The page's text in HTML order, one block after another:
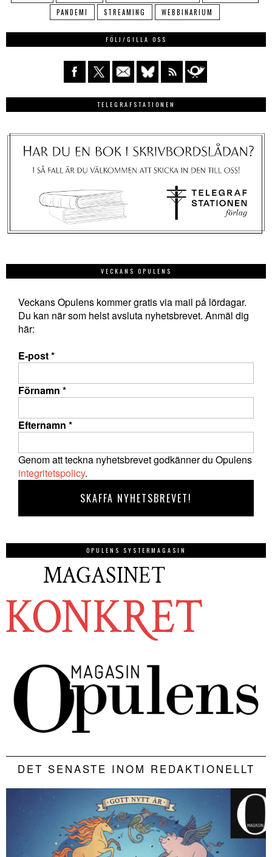
PANDEMI STREAMING WEBBINARIUM
FÖLJ/GILLA OSS
TELEGRAFSTATIONEN
VECKANS OPULENS
Veckans Opulens kommer gratis via mail på lördagar.
Du kan när som helst avsluta nyhetsbrevet. Anmäl dig
här:
E-post*
Förnamn *
Efternamn *
Genom att teckna nyhetsbrevet godkänner du Opulens
integritetspolicy.
OPULENS SYSTERMAGASIN
DET SENASTE INOM REDAKTIONELLT